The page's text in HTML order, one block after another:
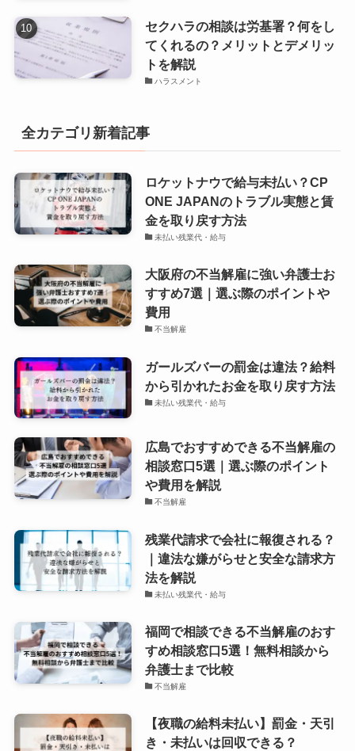
セクハラの相談は労基署？何をし
てくれるの？メリットとデメリッ
トを解説
ハラスメント
全カテゴリ新着記事
ロケットナウで給与未払い？CP
ONE JAPANのトラブル実態と賃
金を取り戻す方法
未払い残業代・給与
大阪府の不当解雇に強い弁護士お
すすめ7選｜選ぶ際のポイントや
費用
不当解雇
ガールズバーの罰金は違法？給料
から引かれたお金を取り戻す方法
未払い残業代・給与
広島でおすすめできる不当解雇の
相談窓口5選｜選ぶ際のポイント
や費用を解説
不当解雇
残業代請求で会社に報復される？
｜違法な嫌がらせと安全な請求方
法を解説
未払い残業代・給与
福岡で相談できる不当解雇のおす
すめ相談窓口5選！無料相談から
弁護士まで比較
不当解雇
【夜職の給料未払い】罰金・天引
き・未払いは回収できる？